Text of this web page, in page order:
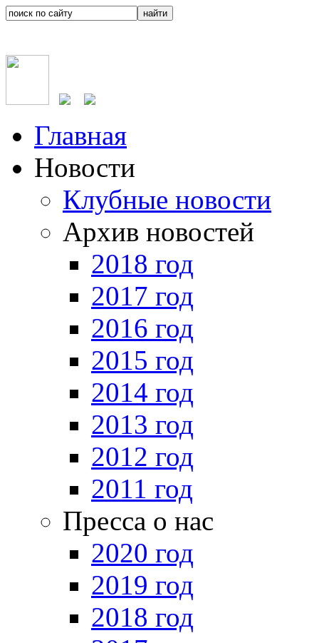
Главная
Новости
Клубные новости
Архив новостей
2018 год
2017 год
2016 год
2015 год
2014 год
2013 год
2012 год
2011 год
Пресса о нас
2020 год
2019 год
2018 год